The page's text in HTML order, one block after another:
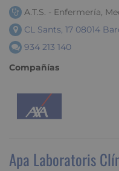
A.T.S. - Enfermería,
CL Sants, 17 08014
934 213 140
Compañías
Apa Laboratoris